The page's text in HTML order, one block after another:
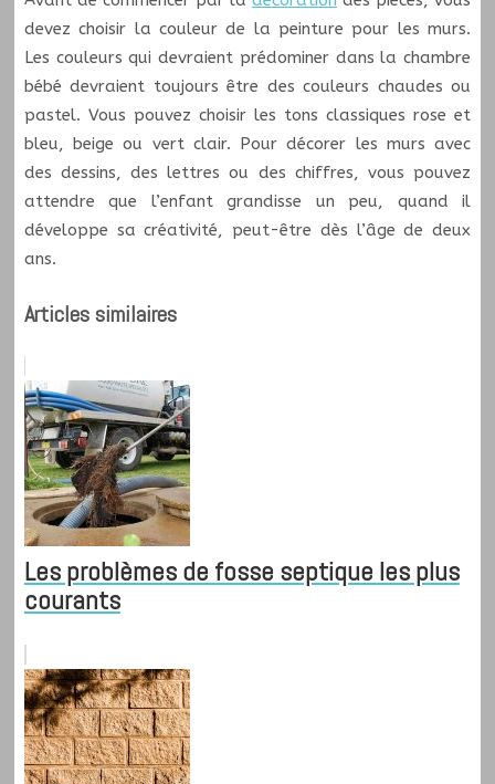
devez choisir la couleur de la peinture pour les murs.
Les couleurs qui devraient prédominer dans la chambre
bébé devraient toujours être des couleurs chaudes ou
pastel. Vous pouvez choisir les tons classiques rose et
bleu, beige ou vert clair. Pour décorer les murs avec
des dessins, des lettres ou des chiffres, vous pouvez
attendre que l’enfant grandisse un peu, quand il
développe sa créativité, peut-être dès l’âge de deux
ans.
Articles similaires
Les problèmes de fosse septique les plus
courants